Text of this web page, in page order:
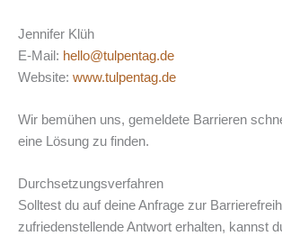
Jennifer Klüh
E-Mail: hello@tulpentag.de
Website: www.tulpentag.de
Wir bemühen uns, gemeldete Barrieren
eine Lösung zu finden.
Durchsetzungsverfahren
Solltest du auf deine Anfrage zur
zufriedenstellende Antwort erhalten, kannst